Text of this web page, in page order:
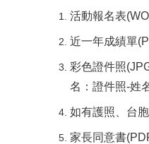
活動報名表
近一年成績單
彩色證件照
名：證件照-姓
如有護照、台
家長同意書